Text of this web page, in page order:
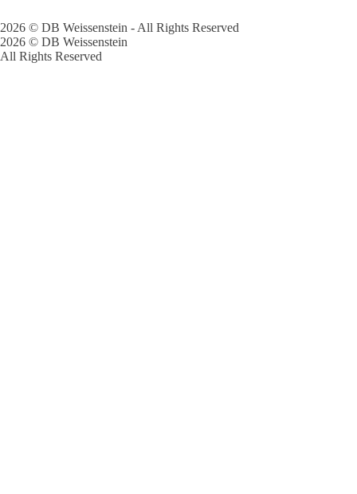
2026 © DB Weissenstein - All Rights Reserved
2026 © DB Weissenstein
All Rights Reserved